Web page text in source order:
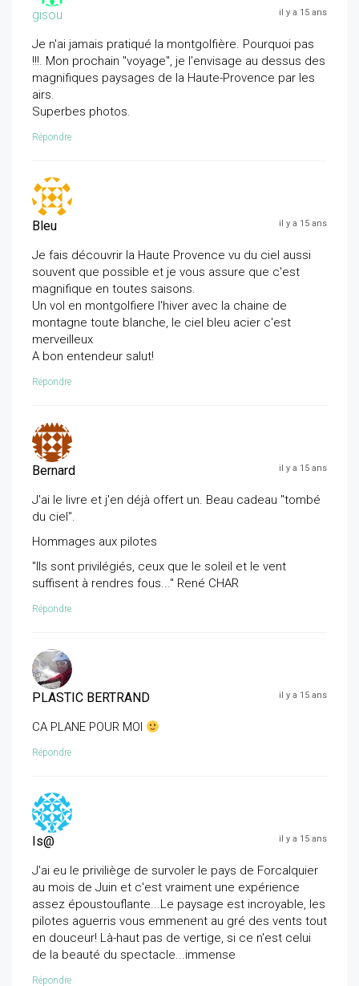
gisou il y a 15 ans
Je n'ai jamais pratiqué la montgolfière. Pourquoi pas
!!!. Mon prochain "voyage", je l'envisage au dessus des
magnifiques paysages de la Haute-Provence par les
airs.
Superbes photos.
Répondre
Bleu il y a 15 ans
Je fais découvrir la Haute Provence vu du ciel aussi
souvent que possible et je vous assure que c'est
magnifique en toutes saisons.
Un vol en montgolfiere l'hiver avec la chaine de
montagne toute blanche, le ciel bleu acier c'est
merveilleux
A bon entendeur salut!
Répondre
Bernard il y a 15 ans
J'ai le livre et j'en déjà offert un. Beau cadeau "tombé
du ciel".
Hommages aux pilotes
"Ils sont privilégiés, ceux que le soleil et le vent
suffisent à rendres fous..." René CHAR
Répondre
PLASTIC BERTRAND il y a 15 ans
CA PLANE POUR MOI
Répondre
Is@ il y a 15 ans
J'ai eu le priviliège de survoler le pays de Forcalquier
au mois de Juin et c'est vraiment une expérience
assez époustouflante...Le paysage est incroyable, les
pilotes aguerris vous emmenent au gré des vents tout
en douceur! Là-haut pas de vertige, si ce n'est celui
de la beauté du spectacle...immense
Répondre